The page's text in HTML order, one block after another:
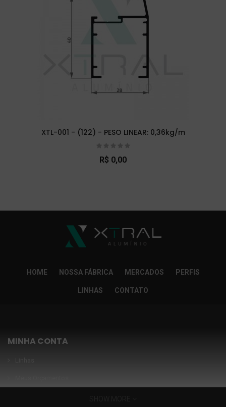
XTL-001 - (122) - PESO LINEAR: 0,36kg/m
R$ 0,00
HOME NOSSA FÁBRICA MERCADOS PERFIS
LINHAS CONTATO
MINHA CONTA